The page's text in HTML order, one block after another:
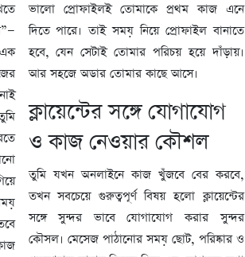
ভালো প্রোফাইলই তোমাকে প্রথম কাজ এনে
দিতে পারে। তাই সময় নিয়ে প্রোফাইল বানাতে
হবে, যেন সেটাই তোমার পরিচয় হয়ে দাঁড়ায়।
আর সহজে অডার তোমার কাছে আসে।
ক্লায়েন্টের সঙ্গে যোগাযোগ
ও কাজ নেওয়ার কৌশল
তুমি যখন অনলাইনে কাজ খুঁজবে বের করবে,
তখন সবচেয়ে গুরুত্বপূর্ণ বিষয় হলো ক্লায়েন্টের
সঙ্গে সুন্দর ভাবে যোগাযোগ করার সুন্দর
কৌসল। মেসেজ পাঠানোর সময় ছোট, পরিষ্কার ও